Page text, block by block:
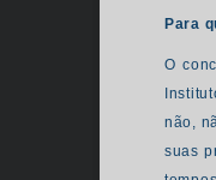
Para
O
não,
suas